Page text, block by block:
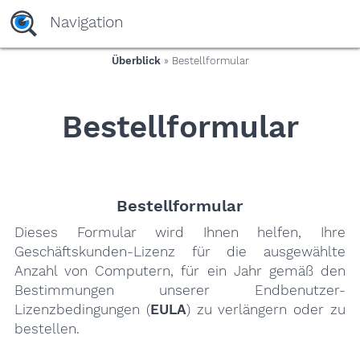
yaaaeag20
Navigation
Überblick» Bestellformular
Bestellformular
Bestellformular
Dieses Formular wird Ihnen helfen, Ihre
Geschäftskunden-Lizenz für die ausgewählte
Anzahl von Computern, für ein Jahr gemäß den
Bestimmungen unserer Endbenutzer-
Lizenzbedingungen (EULA) zu verlängern oder zu
bestellen.